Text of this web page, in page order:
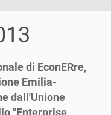
di EconERre,
Emilia-
dall'Unione
"Enterprise